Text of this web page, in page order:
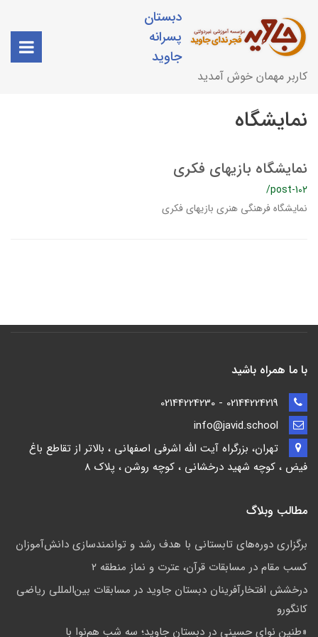
دبستان
پسرانه
جاوید
کاربر مهمان خوش آمدید
نمایشگاه
نمایشگاه بازیهای فکری
/post-102
نمایشگاه فرهنگی هنری بازیهای فکری
با ما همراه باشید
تهران، بزرگراه آیت الله اشرفی اصفهانی ، بالاتر از تقاطع باغ
فیض ، کوچه شهید درخشانی ، کوچه روشن ، پلاک 8
مطالب وبلاگ
برگزاری دوره‌های تابستانی با هدف رشد و توانمندسازی دانش‌آموزان
کسب مقام در مسابقات قرآن، عترت و نماز منطقه ۲
درخشش افتخارآفرینان دبستان جاوید در مسابقات بین‌المللی ریاضی
کانگورو
«طنین نوای حسینی در دبستان جاوید؛ سه شب هم‌نوا با